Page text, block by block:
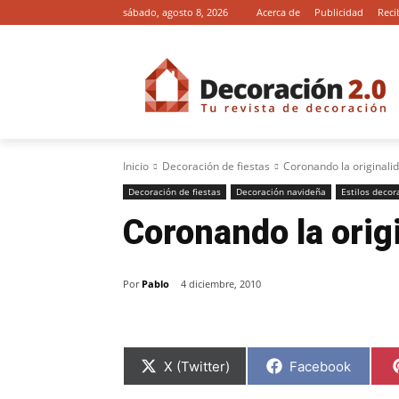
sábado, agosto 8, 2026 Acerca de Publicidad
Inicio Decoración de fiestas Coronando la
Decoración de fiestas Decoración navideña Estilos
Coronando la
Por Pablo 4 diciembre, 2010
C
X (Twitter) C
Facebook